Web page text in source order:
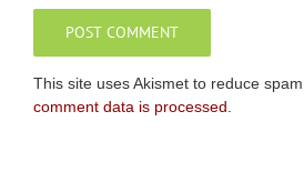
This site uses Akismet to reduce spam.
comment data is processed.